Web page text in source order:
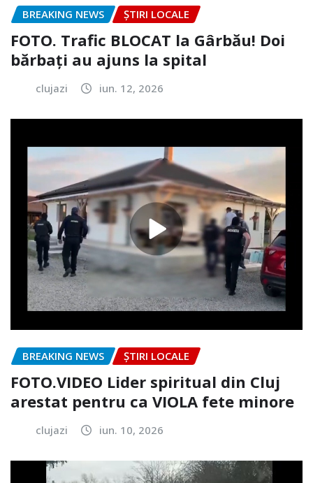
BREAKING NEWS ȘTIRI LOCALE
FOTO. Trafic BLOCAT la Gârbău! Doi
bărbați au ajuns la spital
clujazi iun. 12, 2026
BREAKING NEWS ȘTIRI LOCALE
FOTO.VIDEO Lider spiritual din Cluj
arestat pentru ca VIOLA fete minore
clujazi iun. 10, 2026